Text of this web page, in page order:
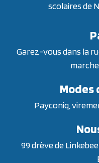
scolaires de
Garez-vous dans la
Modes
Payconiq,
99 drève de